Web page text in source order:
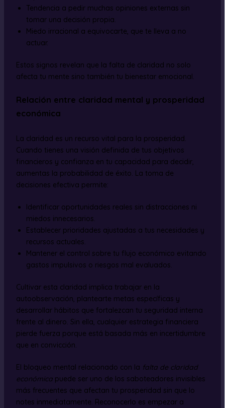
Tendencia a pedir muchas opiniones externas sin
tomar una decisión propia.
Miedo irracional a equivocarte, que te lleva a no
actuar.
Estos signos revelan que la falta de claridad no solo
afecta tu mente sino también tu bienestar emocional.
Relación entre claridad mental y prosperidad
económica
La claridad es un recurso vital para la prosperidad.
Cuando tienes una visión definida de tus objetivos
financieros y confianza en tu capacidad para decidir,
aumentas la probabilidad de éxito. La toma de
decisiones efectiva permite:
Identificar oportunidades reales sin distracciones ni
miedos innecesarios.
Establecer prioridades ajustadas a tus necesidades y
recursos actuales.
Mantener el control sobre tu flujo económico evitando
gastos impulsivos o riesgos mal evaluados.
Cultivar esta claridad implica trabajar en la
autoobservación, plantearte metas específicas y
desarrollar hábitos que fortalezcan tu seguridad interna
frente al dinero. Sin ella, cualquier estrategia financiera
pierde fuerza porque está basada más en incertidumbre
que en convicción.
El bloqueo mental relacionado con la falta de claridad
económicapuede ser uno de los saboteadores invisibles
más frecuentes que afectan tu prosperidad sin que lo
notes inmediatamente. Reconocerlo es empezar a